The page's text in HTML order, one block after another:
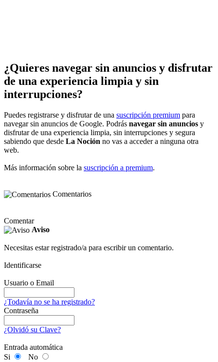
¿Quieres navegar sin anuncios y disfrutar
de una experiencia limpia y sin
interrupciones?
Puedes registrarse y disfrutar de una suscripción premium para
navegar sin anuncios de Google. Podrás navegar sin anuncios y
disfrutar de una experiencia limpia, sin interrupciones y segura
sabiendo que desde La Noción no vas a acceder a ninguna otra
web.
Más información sobre la suscripción a premium.
Comentarios
Comentar
Aviso
Necesitas estar registrado/a para escribir un comentario.
Identificarse
Usuario o Email
¿Todavía no se ha registrado?
Contraseña
¿Olvidó su Clave?
Entrada automática
Si
No